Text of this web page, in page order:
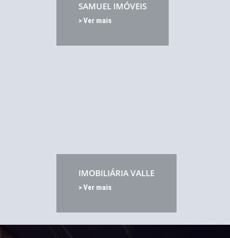
SAMUEL IMÓVEIS
> Ver mais
IMOBILIÁRIA VALLE
> Ver mais